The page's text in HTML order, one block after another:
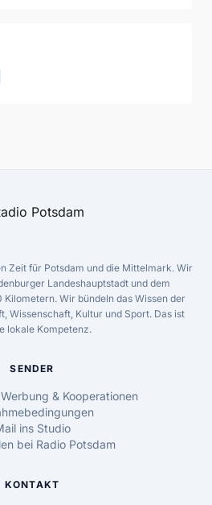
Zeit für Potsdam und die Mittelmark. Wir
Landeshauptstadt und dem
Wir bündeln das Wissen der
Wissenschaft, Kultur und Sport. Das ist
lokale Kompetenz.
SENDER
& Kooperationen
ins Studio
bei Radio Potsdam
KONTAKT